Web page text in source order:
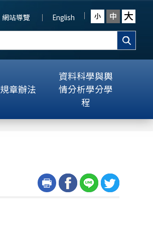
網站導覽 English 小 中 大
規章辦法
資料科學與輿
情分析學分學
程